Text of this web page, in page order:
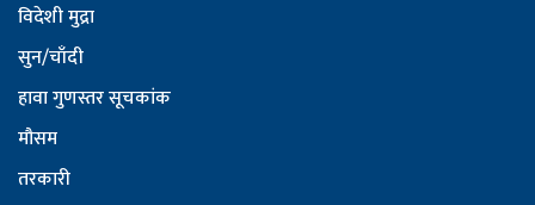
विदेशी मुद्रा
सुन/चाँदी
हावा गुणस्तर सूचकांक
मौसम
तरकारी